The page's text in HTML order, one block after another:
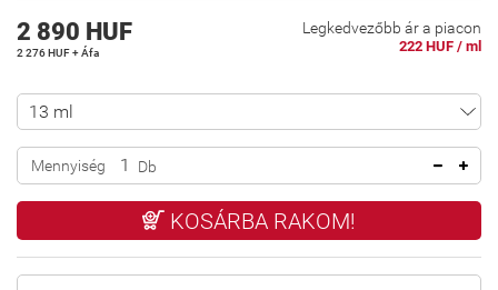
Legkedvezőbb ár a piacon
222 HUF / ml
2 890 HUF
2 276 HUF + Áfa
Mennyiség Db
KOSÁRBA RAKOM!